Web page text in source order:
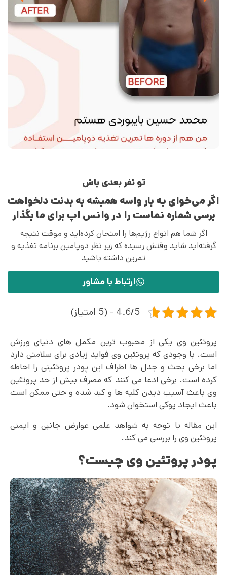
تو نفر بعدی باش
اگر می‌خوای یه بار واسه همیشه به بدنت دلخواهت
برسی شماره تماست را در واتس اپ برای ما بگذار
اگر شما هم انواع رژیم‌ها را امتحان کرده‌اید و موقت نتیجه
گرفته‌اید شاید وقتش رسیده که زیر نظر دوپامین برنامه تغذیه و
تمرین داشته باشید
ارتباط با مشاور
4.6/5 - (5 امتیاز)
پروتئین وی یکی از محبوب ترین مکمل های دنیای ورزش
است. با وجودی که پروتئین وی فواید زیادی برای سلامتی دارد
اما برخی بحث و جدل ها اطراف این پودر پروتئینی را احاطه
کرده است. برخی ادعا می‌ کنند که مصرف بیش از حد پروتئین
وی باعث آسیب دیدن کلیه ها و کبد شده و حتی ممکن است
باعث ایجاد پوکی استخوان شود.
این مقاله با توجه به شواهد علمی عوارض جانبی و ایمنی
پروتئین وی را بررسی می‌ کند.
پودر پروتئین وی چیست؟